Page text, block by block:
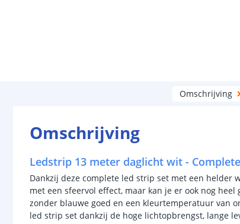
Omschrijving
Omschrijving
Ledstrip 13 meter daglicht wit -
Dankzij deze complete led strip set met een
met een sfeervol effect, maar kan je er ook nog
zonder blauwe goed en een kleurtemperatuur van
led strip set dankzij de hoge lichtopbrengst, lange